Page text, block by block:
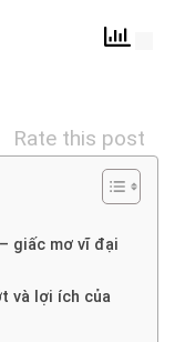
Rate this post
giấc mơ vĩ đại
và lợi ích của